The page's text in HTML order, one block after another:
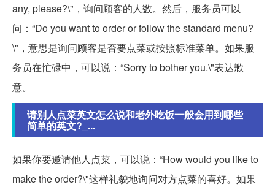
any, please?\"，询问顾客的人数。然后，服务员可以
问：“Do you want to order or follow the standard menu?
\"，意思是询问顾客是否要点菜或按照标准菜单。如果服
务员在忙碌中，可以说：“Sorry to bother you.\"表达歉
意。
请别人点菜英文怎么说和老外吃饭一般会用到哪些
简单的英文?_...
如果你要邀请他人点菜，可以说：“How would you like to
make the order?\"这样礼貌地询问对方点菜的喜好。如果